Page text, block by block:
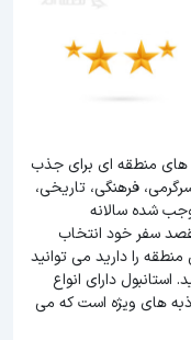
های منطقه ای برای جذب
فرهنگی، تاریخی،
شده سالانه
سفر خود انتخاب
را دارید می توانید
دارای انواع
های ویژه است که می